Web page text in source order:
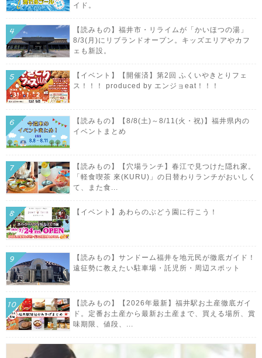
イド。
【読みもの】福井市・リライムが「かいほつの湯」
8/3(月)にリブランドオープン。キッズエリアやカフ
ェも新設。
【イベント】【開催済】第2回 ふくいやきとりフェ
ス！！！ produced by エンジョeat！！！
【読みもの】【8/8(土)～8/11(火・祝)】福井県内の
イベントまとめ
【読みもの】【穴場ランチ】春江で見つけた隠れ家。
「軽食喫茶 來(KURU)」の日替わりランチがおいしく
て、また食...
【イベント】あわらのぶどう園に行こう！
【読みもの】サンドーム福井を地元民が徹底ガイド！
遠征勢に教えたい駐車場・託児所・周辺スポット
【読みもの】【2026年最新】福井駅お土産徹底ガイ
ド。定番お土産から最新お土産まで、買える場所、賞
味期限、値段、...